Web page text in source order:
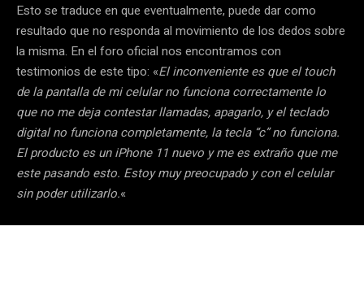
Esto se traduce en que eventualmente, puede dar como
resultado que no responda al movimiento de los dedos sobre
la misma. En el foro oficial nos encontramos con
testimonios de este tipo: «El inconveniente es que el touch
de la pantalla de mi celular no funciona correctamente lo
que no me deja contestar llamadas, apagarlo, y el teclado
digital no funciona completamente, la tecla “c” no funciona.
El producto es un iPhone 11 nuevo y me es extraño que me
este pasando esto. Estoy muy preocupado y con el celular
sin poder utilizarlo.«